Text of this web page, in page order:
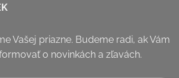
Vašej priazne. Budeme radi, ak Vám
o novinkách a zľavách.